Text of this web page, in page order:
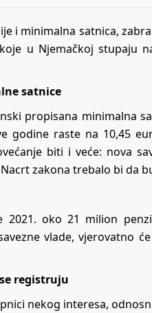
i minimalna satnica,
u Njemačkoj stupaju
satnice
propisana minimalna
godine raste na 10,45
biti i veće: nova
zakona trebalo bi da
2021. oko 21 milion
vlade, vjerovatno
registruju
nekog interesa,